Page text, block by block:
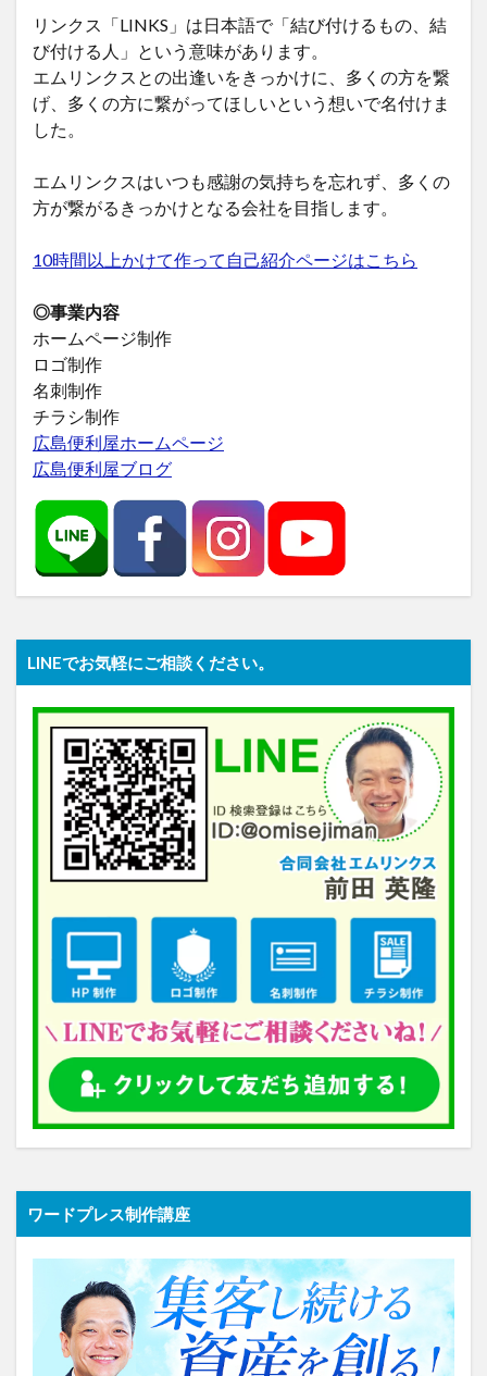
リンクス「LINKS」は日本語で「結び付けるもの、結
び付ける人」という意味があります。
エムリンクスとの出逢いをきっかけに、多くの方を繋
げ、多くの方に繋がってほしいという想いで名付けま
した。
エムリンクスはいつも感謝の気持ちを忘れず、多くの
方が繋がるきっかけとなる会社を目指します。
10時間以上かけて作って自己紹介ページはこちら
◎事業内容
ホームページ制作
ロゴ制作
名刺制作
チラシ制作
広島便利屋ホームページ
広島便利屋ブログ
LINEでお気軽にご相談ください。
ワードプレス制作講座